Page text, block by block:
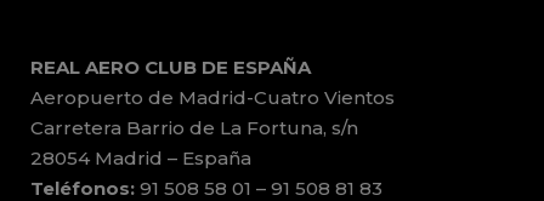
REAL AERO CLUB DE ESPAÑA
Aeropuerto de Madrid-Cuatro Vientos
Carretera Barrio de La Fortuna, s/n
28054 Madrid – España
Teléfonos: 91 508 58 01 – 91 508 81 83